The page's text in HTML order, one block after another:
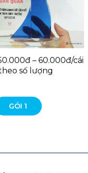
– 60.000đ/cái
số lượng
GÓI 1